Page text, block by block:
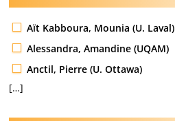
Aït Kabboura, Mounia (U. Laval)
Alessandra, Amandine (UQAM)
Anctil, Pierre (U. Ottawa)
[…]